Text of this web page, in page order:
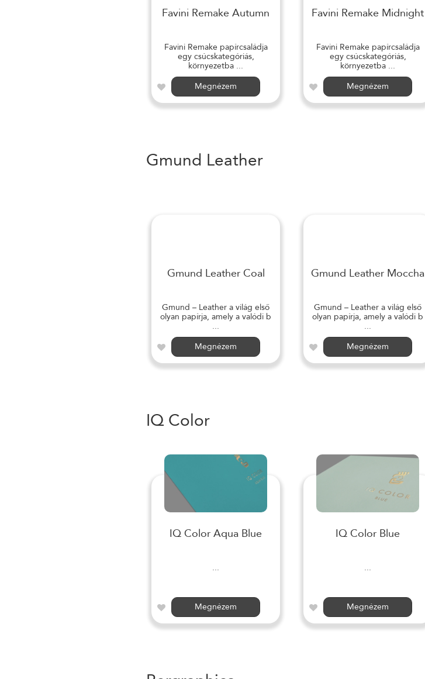
Favini Remake Autumn
Favini Remake papírcsaládja
egy csúcskategóriás,
környezetba ...
Megnézem
Favini Remake Midnight
Favini Remake papírcsaládja
egy csúcskategóriás,
környezetba ...
Megnézem
Gmund Leather
Gmund Leather Coal
Gmund – Leather a világ első
olyan papírja, amely a valódi b
...
Megnézem
Gmund Leather Moccha
Gmund – Leather a világ első
olyan papírja, amely a valódi b
...
Megnézem
IQ Color
IQ Color Aqua Blue
...
Megnézem
IQ Color Blue
...
Megnézem